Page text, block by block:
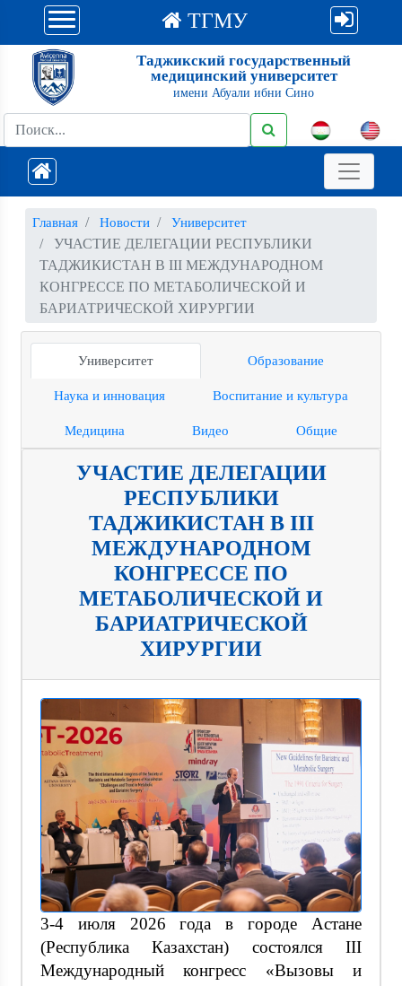
ТГМУ
Таджикский государственный
медицинский университет
имени Абуали ибни Сино
Главная Новости Университет
УЧАСТИЕ ДЕЛЕГАЦИИ РЕСПУБЛИКИ
ТАДЖИКИСТАН В III МЕЖДУНАРОДНОМ
КОНГРЕССЕ ПО МЕТАБОЛИЧЕСКОЙ И
БАРИАТРИЧЕСКОЙ ХИРУРГИИ
Университет Образование
Наука и инновация Воспитание и культура
Медицина Видео Общие
УЧАСТИЕ ДЕЛЕГАЦИИ
РЕСПУБЛИКИ
ТАДЖИКИСТАН В III
МЕЖДУНАРОДНОМ
КОНГРЕССЕ ПО
МЕТАБОЛИЧЕСКОЙ И
БАРИАТРИЧЕСКОЙ
ХИРУРГИИ
3-4 июля 2026 года в городе Астане
(Республика Казахстан) состоялся III
Международный конгресс «Вызовы и